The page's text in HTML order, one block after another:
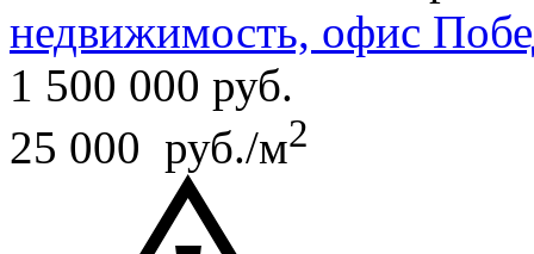
недвижимость, офис
1 500 000 руб.
25 000 руб./м2